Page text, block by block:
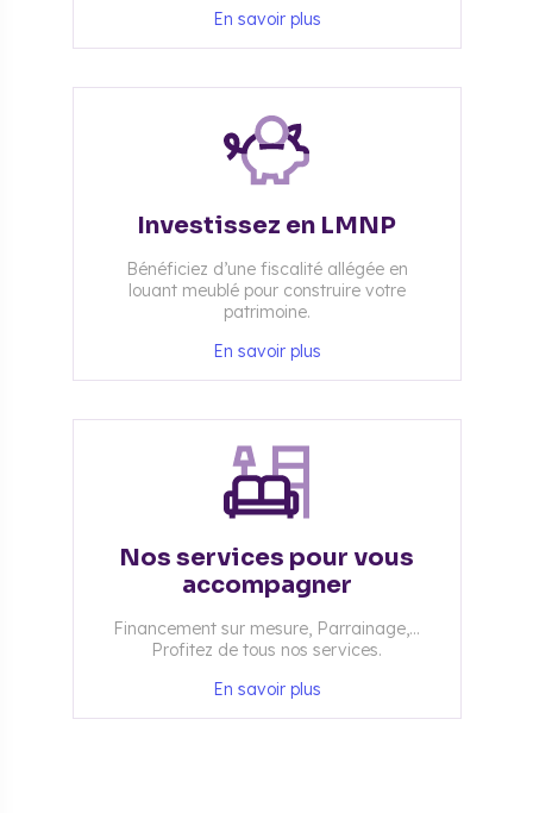
En savoir plus
Investissez en LMNP
Bénéficiez d’une fiscalité allégée en
louant meublé pour construire votre
patrimoine.
En savoir plus
Nos services pour vous
accompagner
Financement sur mesure, Parrainage,...
Profitez de tous nos services.
En savoir plus